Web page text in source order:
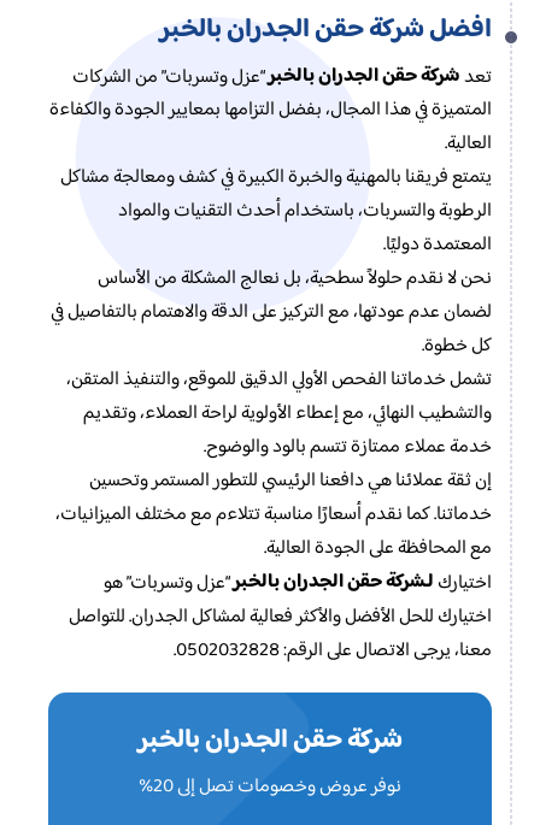
افضل شركة حقن الجدران بالخبر
تعدشركة حقن الجدران بالخبر“عزل وتسربات” من الشركات
المتميزة في هذا المجال، بفضل التزامها بمعايير الجودة والكفاءة
العالية.
يتمتع فريقنا بالمهنية والخبرة الكبيرة في كشف ومعالجة مشاكل
الرطوبة والتسربات، باستخدام أحدث التقنيات والمواد
المعتمدة دوليًا.
نحن لا نقدم حلولاً سطحية، بل نعالج المشكلة من الأساس
لضمان عدم عودتها، مع التركيز على الدقة والاهتمام بالتفاصيل في
كل خطوة.
تشمل خدماتنا الفحص الأولي الدقيق للموقع، والتنفيذ المتقن،
والتشطيب النهائي، مع إعطاء الأولوية لراحة العملاء، وتقديم
خدمة عملاء ممتازة تتسم بالود والوضوح.
إن ثقة عملائنا هي دافعنا الرئيسي للتطور المستمر وتحسين
خدماتنا. كما نقدم أسعارًا مناسبة تتلاءم مع مختلف الميزانيات،
مع المحافظة على الجودة العالية.
اختياركلـشركة حقن الجدران بالخبر“عزل وتسربات” هو
اختيارك للحل الأفضل والأكثر فعالية لمشاكل الجدران. للتواصل
معنا، يرجى الاتصال على الرقم: 0502032828.
شركة حقن الجدران بالخبر
نوفر عروض وخصومات تصل إلى 20%